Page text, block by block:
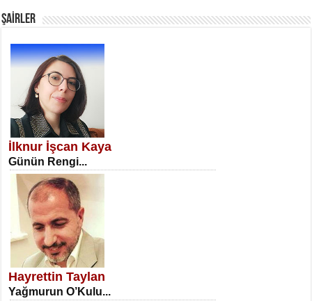
SATILMIŞ ÜMİT ÇETİNKAYA
Erkenlik...
NECLA DİLEK ARSLAN
Öğretmenler Günü Mahkemesi...
ŞAİRLER
İlknur İşcan Kaya
Günün Rengi...
Hayrettin Taylan
Yağmurun O’Kulu...